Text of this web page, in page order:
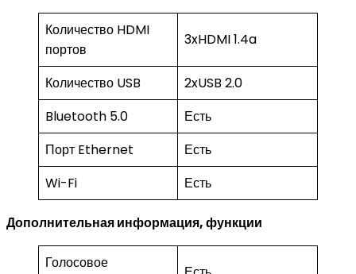
Количество HDMI
портов
3xHDMI 1.4a
Количество USB
2xUSB 2.0
Bluetooth 5.0
Есть
Порт Ethernet
Есть
Wi-Fi
Есть
Дополнительная информация, функции
Голосовое